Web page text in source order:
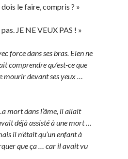
dois le faire, compris ? »
JE NE VEUX PAS ! »
force dans ses bras. Elen ne
comprendre qu’est-ce que
mourir devant ses yeux …
mort dans l’âme, il allait
déjà assisté à une mort …
il n’était qu’un enfant à
que ça … car il avait vu